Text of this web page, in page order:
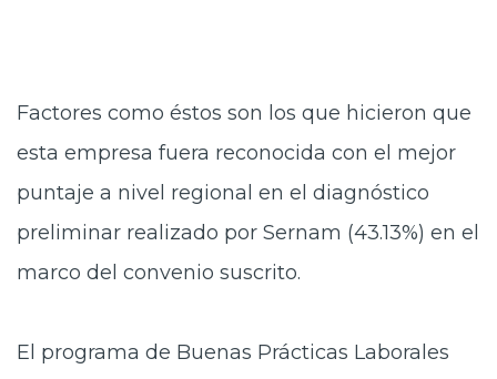
Factores como éstos son los que hicieron que
esta empresa fuera reconocida con el mejor
puntaje a nivel regional en el diagnóstico
preliminar realizado por Sernam (43.13%) en el
marco del convenio suscrito.
El programa de Buenas Prácticas Laborales